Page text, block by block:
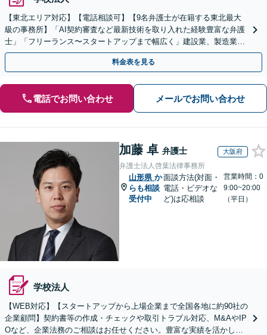
【東北エリア対応】【電話相談可】【9名弁護士が在籍する東北最大
級の事務所】「AI契約審査など最新技術を取り入れた経験豊富な弁護
士」「フリーランス〜スタートアップまで幅広く」建設業、製造業、
不動産業、飲食業、IT業、介護・福祉など
料金表を見る
電話でお問い合わせ メールでお問い合わせ
加藤 卓 弁護士 大阪府
弁護士法人啓葉法律事務所
山形県 か
らも相談
受付中
面談方法(対面・
電話・ビデオな
ど)は応相談
営業時間：0
9:00~20:00
（平日）
学校法人
【WEB対応】【スタートアップから上場企業まで全国各地に約90社の
企業顧問】契約書等の作成・チェックや取引トラブル対応、M&AやIP
Oなど、企業法務のご相談はお任せください。豊富な実績を活かし的